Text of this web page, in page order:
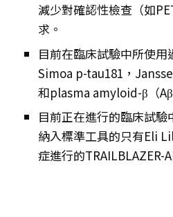
減少對確認性檢查（如
求。
目前在臨床試驗中所使用
Simoa p-tau181，
和plasma amyloid-β（
目前正在進行的臨床試
納入標準工具的只有Eli
症進行的TRAILBLAZER-